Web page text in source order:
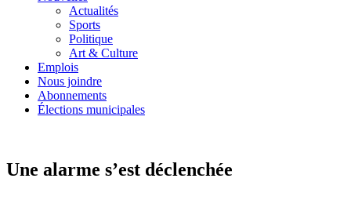
Actualités
Sports
Politique
Art & Culture
Emplois
Nous joindre
Abonnements
Élections municipales
Une alarme s’est déclenchée